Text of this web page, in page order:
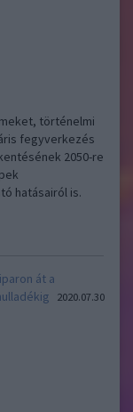
történelmi
fegyverkezés
2050-re
hatásairól is.
át a
2020.07.30